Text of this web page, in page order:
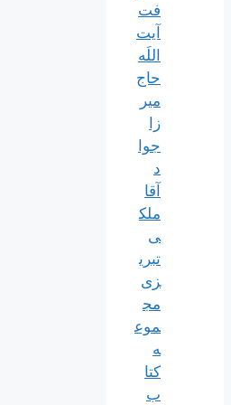
فت
آیت
اللَه
حاج
میر
زا
جوا
آقا
ملک
ی
تبری
زی
مج
موع
ه
کتا
ب